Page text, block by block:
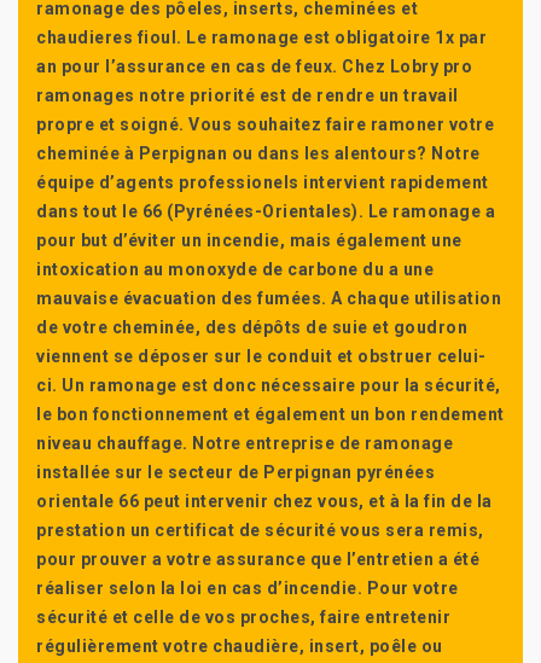
ramonage des pôeles, inserts, cheminées et
chaudieres fioul. Le ramonage est obligatoire 1x par
an pour l’assurance en cas de feux. Chez Lobry pro
ramonages notre priorité est de rendre un travail
propre et soigné. Vous souhaitez faire ramoner votre
cheminée à Perpignan ou dans les alentours? Notre
équipe d’agents professionels intervient rapidement
dans tout le 66 (Pyrénées-Orientales). Le ramonage a
pour but d’éviter un incendie, mais également une
intoxication au monoxyde de carbone du a une
mauvaise évacuation des fumées. A chaque utilisation
de votre cheminée, des dépôts de suie et goudron
viennent se déposer sur le conduit et obstruer celui-
ci. Un ramonage est donc nécessaire pour la sécurité,
le bon fonctionnement et également un bon rendement
niveau chauffage. Notre entreprise de ramonage
installée sur le secteur de Perpignan pyrénées
orientale 66 peut intervenir chez vous, et à la fin de la
prestation un certificat de sécurité vous sera remis,
pour prouver a votre assurance que l’entretien a été
réaliser selon la loi en cas d’incendie. Pour votre
sécurité et celle de vos proches, faire entretenir
régulièrement votre chaudière, insert, poêle ou